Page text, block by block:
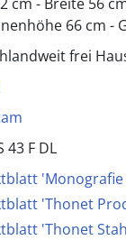
66 cm -
frei
43 F DL
'Monografie
'Thonet
'Thonet